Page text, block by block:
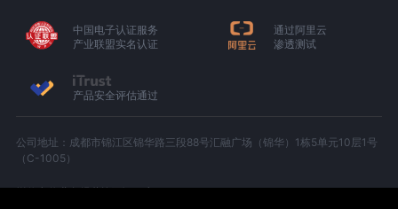
中国电子认证服务
产业联盟实名认证
通过阿里云
渗透测试
产品安全评估通过
公司地址：成都市锦江区锦华路三段88号汇融广场（锦华）1栋5单元10层1号
（C-1005）
增值电信业务经营许可证：京B2-20180674